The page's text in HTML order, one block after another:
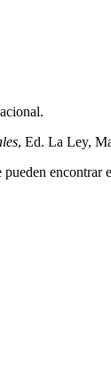
, Ed. La Ley,
pueden encontrar